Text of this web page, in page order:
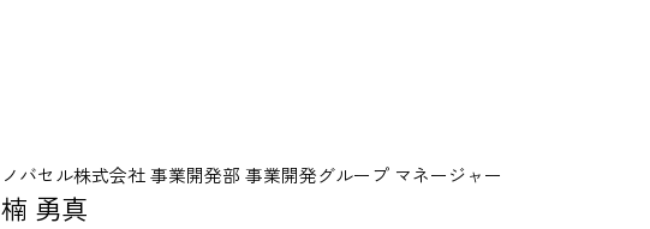
ノバセル株式会社 事業開発部 事業開発グループ マネージャー
楠 勇真